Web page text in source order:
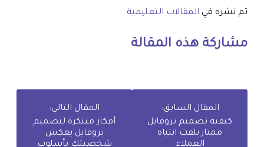
تم نشره في المقالات التعليمية
مشاركة هذه المقالة
المقال السابق:
كيفية تصميم بروفايل
ممتاز يلفت انتباه
العملاء
المقال التالي:
أفكار مبتكرة لتصميم
بروفايل يعكس
شخصيتك بأسلوب